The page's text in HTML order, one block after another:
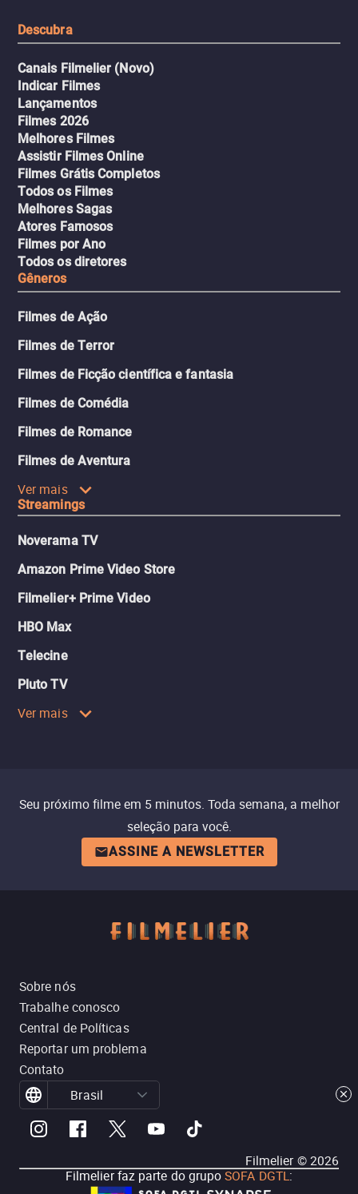
Descubra
Canais Filmelier (Novo)
Indicar Filmes
Lançamentos
Filmes 2026
Melhores Filmes
Assistir Filmes Online
Filmes Grátis Completos
Todos os Filmes
Melhores Sagas
Atores Famosos
Filmes por Ano
Todos os diretores
Gêneros
Filmes de Ação
Filmes de Terror
Filmes de Ficção científica e fantasia
Filmes de Comédia
Filmes de Romance
Filmes de Aventura
Ver mais
Streamings
Noverama TV
Amazon Prime Video Store
Filmelier+ Prime Video
HBO Max
Telecine
Pluto TV
Ver mais
Seu próximo filme em 5 minutos. Toda semana, a melhor
seleção para você.
ASSINE A NEWSLETTER
Sobre nós
Trabalhe conosco
Central de Políticas
Reportar um problema
Contato
Brasil
Filmelier ©2026
Filmelier faz parte do grupoSOFA DGTL: